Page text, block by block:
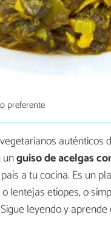
preferente
auténticos
unguiso de acelgas
a tu cocina. Es un
lentejas etíopes, o
leyendo y